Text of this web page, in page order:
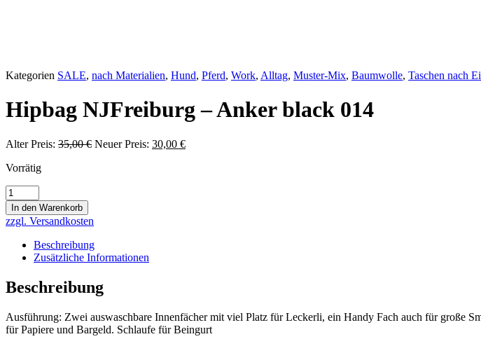
Kategorien SALE, nach Materialien, Hund, Pferd, Work, Alltag, Muster-Mix, Baumwolle, Taschen nach
Hipbag NJFreiburg – Anker black 014
Alter Preis: 35,00€ Ursprünglicher
Neuer Preis: 30,00 €
Vorrätig
Hipbag
NJFreiburg
-
Anker
black
In den Warenkorb
zzgl. Versandkosten
Beschreibung
Zusätzliche Informationen
Beschreibung
Ausführung: Zwei auswaschbare Innenfächer mit viel Platz für Leckerli, ein Handy Fach auch für große
für Papiere und Bargeld. Schlaufe für Beingurt